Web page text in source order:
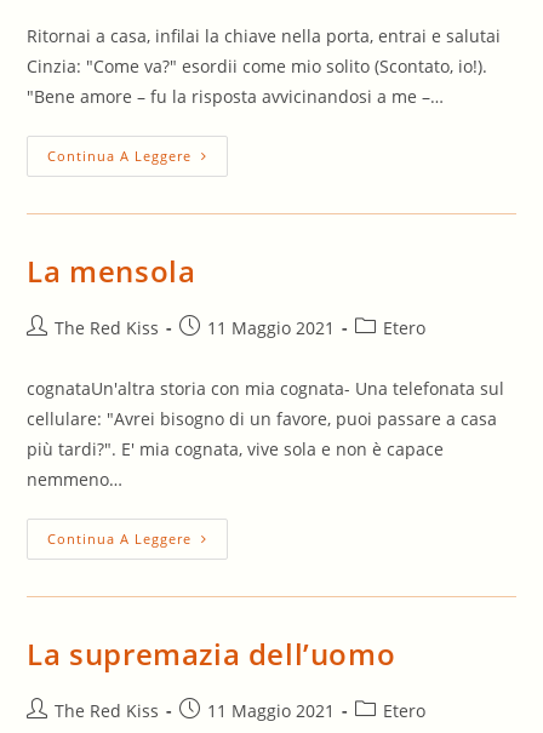
Ritornai a casa, infilai la chiave nella porta, entrai e salutai
Cinzia: "Come va?" esordii come mio solito (Scontato, io!).
"Bene amore – fu la risposta avvicinandosi a me –…
Continua A Leggere Ritorno
A
La mensola
AutoreThe Red Kiss
Articolo11 Maggio 2021
Categoria
Etero
cognataUn'altra storia con mia cognata- Una telefonata sul
cellulare: "Avrei bisogno di un favore, puoi passare a casa
più tardi?". E' mia cognata, vive sola e non è capace
nemmeno…
Continua A Leggere La
Mensola
La supremazia dell’uomo
AutoreThe Red Kiss
Articolo11 Maggio 2021
Categoria
Etero